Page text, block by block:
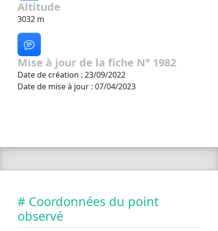
Altitude
3032 m
Mise à jour de la fiche N° 1982
Date de création : 23/09/2022
Date de mise à jour : 07/04/2023
# Coordonnées du point
observé